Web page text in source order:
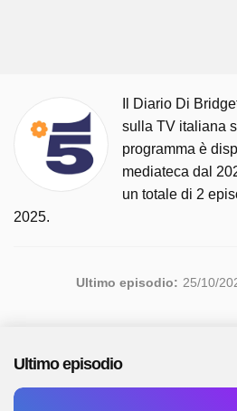
Il Diario Di
sulla TV italiana
programma è
mediateca dal
un totale di 2
2025.
Ultimo episodio: 25/10/
Ultimo episodio